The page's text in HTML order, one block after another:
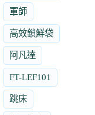
軍師
高效鎖鮮袋
阿凡達
FT-LEF101
跳床